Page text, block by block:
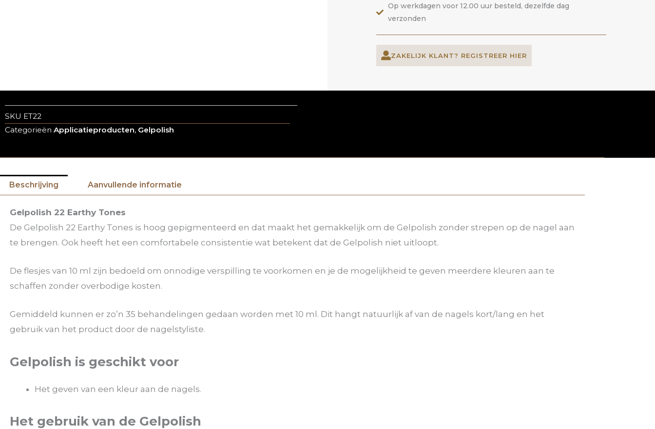
Op werkdagen voor 12.00 uur besteld, dezelfde dag
verzonden
ZAKELIJK KLANT? REGISTREER HIER
SKU ET22
Categorieën Applicatieproducten, Gelpolish
Beschrijving Aanvullende informatie
Gelpolish 22 Earthy Tones
De Gelpolish 22 Earthy Tones is hoog gepigmenteerd en dat maakt het gemakkelijk om de Gelpolish zonder strepen op de nagel aan
te brengen. Ook heeft het een comfortabele consistentie wat betekent dat de Gelpolish niet uitloopt.
De flesjes van 10 ml zijn bedoeld om onnodige verspilling te voorkomen en je de mogelijkheid te geven meerdere kleuren aan te
schaffen zonder overbodige kosten.
Gemiddeld kunnen er zo’n 35 behandelingen gedaan worden met 10 ml. Dit hangt natuurlijk af van de nagels kort/lang en het
gebruik van het product door de nagelstyliste.
Gelpolish is geschikt voor
Het geven van een kleur aan de nagels.
Het gebruik van de Gelpolish